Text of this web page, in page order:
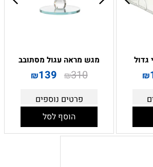
גדול
₪
מגש מראה עגול מסתובב
₪310
₪139
פרטים נוספים
הוסף לסל